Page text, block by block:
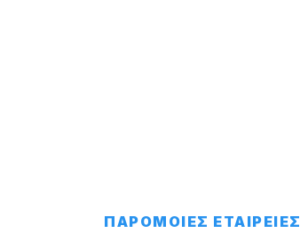
ΠΑΡΟΜΟΙΕΣ ΕΤΑΙΡΕΙΕΣ